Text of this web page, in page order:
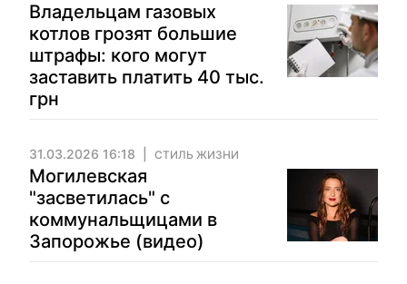
Владельцам газовых
котлов грозят большие
штрафы: кого могут
заставить платить 40 тыс.
грн
31.03.2026 16:18 СТИЛЬ ЖИЗНИ
Могилевская
"засветилась" с
коммунальщицами в
Запорожье (видео)